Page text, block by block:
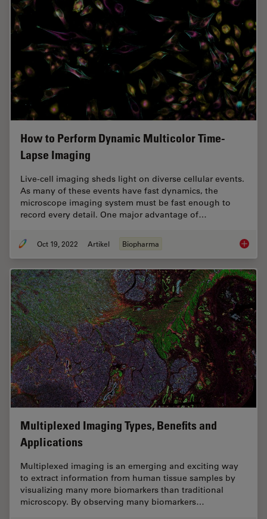
How to Perform Dynamic Multicolor Time-
Lapse Imaging
Live-cell imaging sheds light on diverse cellular events.
As many of these events have fast dynamics, the
microscope imaging system must be fast enough to
record every detail. One major advantage of…
Oct 19, 2022 Artikel Biopharma How to
Multiplexed Imaging Types, Benefits and
Applications
Multiplexed imaging is an emerging and exciting way
to extract information from human tissue samples by
visualizing many more biomarkers than traditional
microscopy. By observing many biomarkers…